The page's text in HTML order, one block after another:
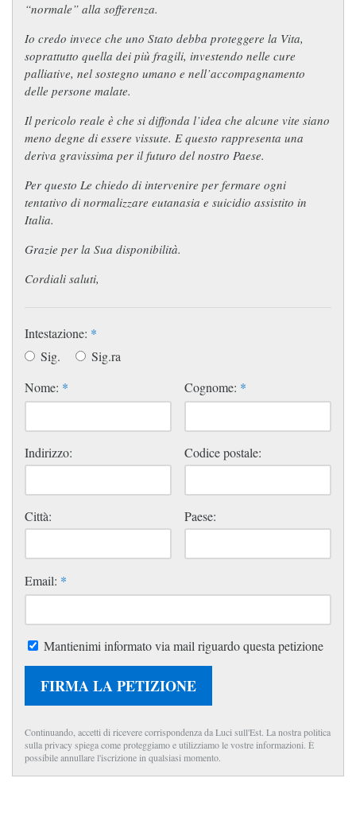
“normale” alla sofferenza.
Io credo invece che uno Stato debba proteggere la Vita,
soprattutto quella dei più fragili, investendo nelle cure
palliative, nel sostegno umano e nell’accompagnamento
delle persone malate.
Il pericolo reale è che si diffonda l’idea che alcune vite siano
meno degne di essere vissute. E questo rappresenta una
deriva gravissima per il futuro del nostro Paese.
Per questo Le chiedo di intervenire per fermare ogni
tentativo di normalizzare eutanasia e suicidio assistito in
Italia.
Grazie per la Sua disponibilità.
Cordiali saluti,
Intestazione: *
Sig.
Sig.ra
Nome: * Cognome: *
Indirizzo: Codice postale:
Città: Paese:
Email: *
Mantienimi informato via mail riguardo questa petizione
FIRMA LA PETIZIONE
Continuando, accetti di ricevere corrispondenza da Luci sull'Est. La nostra politica
sulla privacy spiega come proteggiamo e utilizziamo le vostre informazioni. È
possibile annullare l'iscrizione in qualsiasi momento.